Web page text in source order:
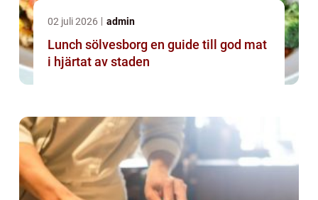
02 juli 2026 admin
Lunch sölvesborg en guide till god mat
i hjärtat av staden